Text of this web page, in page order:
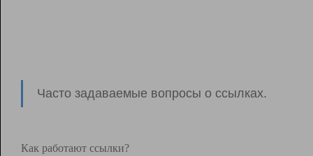
Часто задаваемые вопросы о ссылках.
Как работают ссылки?